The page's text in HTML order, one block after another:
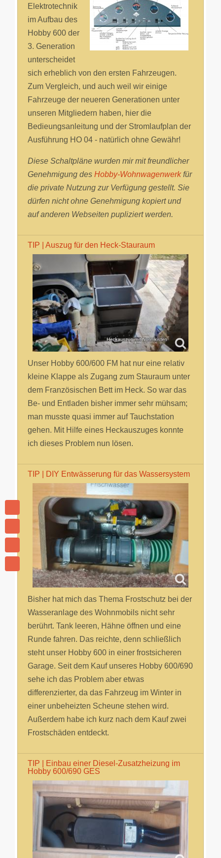
Elektrotechnik
im Aufbau des
Hobby 600 der
3. Generation
unterscheidet
sich erheblich von den ersten Fahrzeugen.
Zum Vergleich, und auch weil wir einige
Fahrzeuge der neueren Generationen unter
unseren Mitgliedern haben, hier die
Bedieungsanleitung und der Stromlaufplan der
Ausführung HO 04 - natürlich ohne Gewähr!
Diese Schaltpläne wurden mir mit freundlicher
Genehmigung des Hobby-Wohnwagenwerkfür
die private Nutzung zur Verfügung gestellt. Sie
dürfen nicht ohne Genehmigung kopiert und
auf anderen Webseiten pupliziert werden.
TIP | Auszug für den Heck-Stauraum
Unser Hobby 600/600 FM hat nur eine relativ
kleine Klappe als Zugang zum Stauraum unter
dem Französischen Bett im Heck. So war das
Be- und Entladen bisher immer sehr mühsam;
man musste quasi immer auf Tauchstation
gehen. Mit Hilfe eines Heckauszuges konnte
ich dieses Problem nun lösen.
TIP | DIY Entwässerung für das Wassersystem
Bisher hat mich das Thema Frostschutz bei der
Wasseranlage des Wohnmobils nicht sehr
berührt. Tank leeren, Hähne öffnen und eine
Runde fahren. Das reichte, denn schließlich
steht unser Hobby 600 in einer frostsicheren
Garage. Seit dem Kauf unseres Hobby 600/690
sehe ich das Problem aber etwas
differenzierter, da das Fahrzeug im Winter in
einer unbeheizten Scheune stehen wird.
Außerdem habe ich kurz nach dem Kauf zwei
Frostschäden entdeckt.
TIP | Einbau einer Diesel-Zusatzheizung im
Hobby 600/690 GES